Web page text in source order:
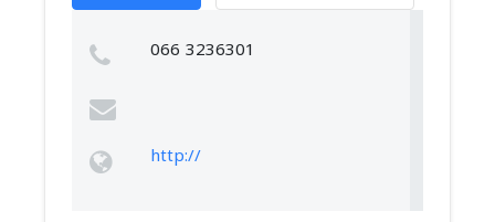
066 3236301
http://